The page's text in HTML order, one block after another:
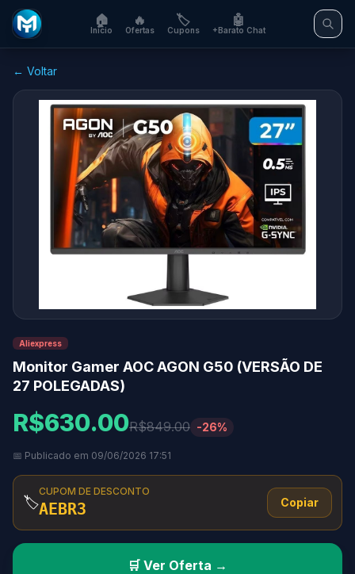
🏠
Início
🔥
Ofertas
🏷️
Cupons
🤖
+Barato Chat
← Voltar
Aliexpress
Monitor Gamer AOC AGON G50 (VERSÃO DE
27 POLEGADAS)
R$630.00R$849.00 -26%
📅 Publicado em 09/06/2026 17:51
🏷️
CUPOM DE DESCONTO
AEBR3 Copiar
🛒 Ver Oferta →